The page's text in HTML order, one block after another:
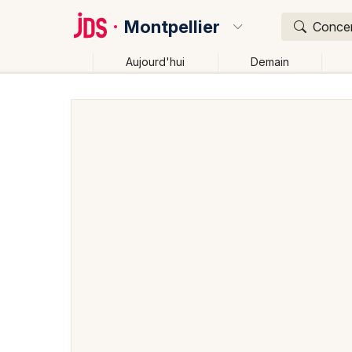
Montpellier
Aujourd'hui Demain